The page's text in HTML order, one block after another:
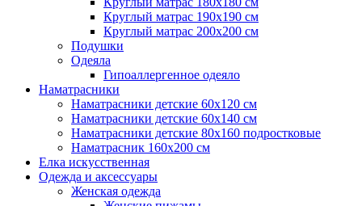
Круглый матрас 190х190 см
Круглый матрас 200х200 см
Подушки
Одеяла
Гипоаллергенное одеяло
Наматрасники
Наматрасники детские 60х120 см
Наматрасники детские 60х140 см
Наматрасники детские 80х160 подростковые
Наматрасник 160х200 см
Елка искусственная
Одежда и аксессуары
Женская одежда